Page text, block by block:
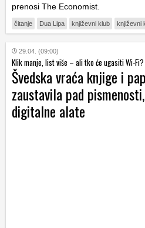
prenosi The Economist.
čitanje Dua Lipa književni klub književni
29.04. (09:00)
Klik manje, list više – ali tko će ugasiti Wi-Fi?
Švedska vraća knjige i
zaustavila pad
digitalne alate